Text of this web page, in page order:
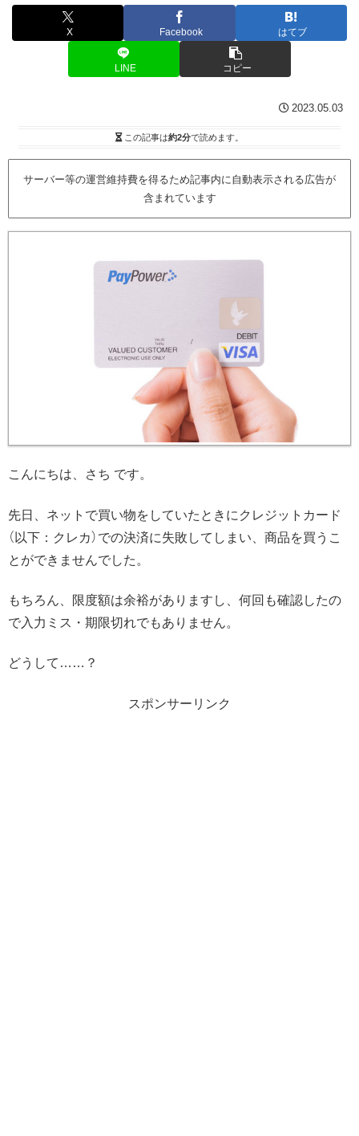
X Facebook はてブ
LINE コピー
2023.05.03
この記事は約2分で読めます。
サーバー等の運営維持費を得るため記事内に自動表示される広告が
含まれています
こんにちは、さち です。
先日、ネットで買い物をしていたときにクレジットカード
（以下：クレカ）での決済に失敗してしまい、商品を買うこ
とができませんでした。
もちろん、限度額は余裕がありますし、何回も確認したの
で入力ミス・期限切れでもありません。
どうして……？
スポンサーリンク